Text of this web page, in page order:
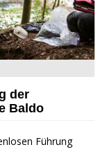
Stua am Monte
der
Baldo
Führung